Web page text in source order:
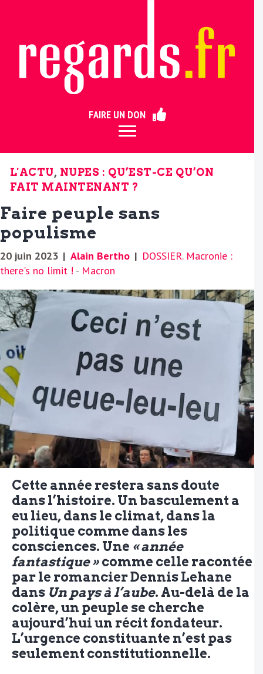
FAIRE UN DON
L'ACTU, NUPES : QU’EST-CE QU’ON
FAIT MAINTENANT ?
Faire peuple sans
populisme
20 juin 2023 | Alain Bertho | DOSSIER. Macronie :
there's no limit ! - Macron
Cette année restera sans doute
dans l’histoire. Un basculement a
eu lieu, dans le climat, dans la
politique comme dans les
consciences. Une « année
fantastique »comme celle racontée
par le romancier Dennis Lehane
dans Un pays à l’aube. Au-delà de la
colère, un peuple se cherche
aujourd’hui un récit fondateur.
L’urgence constituante n’est pas
seulement constitutionnelle.